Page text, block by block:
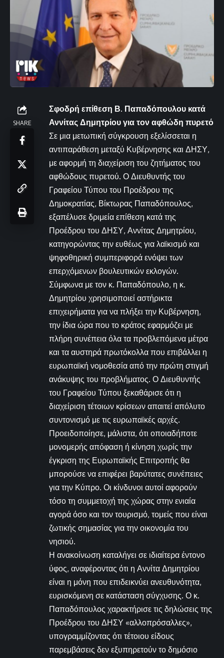
SHARE
Σφοδρή επίθεση Β. Παπαδόπουλου κατά
Αννίτας Δημητρίου για τον αφθώδη πυρετό
Σε μια μετωπική σύγκρουση εξελίσσεται η
αντιπαράθεση μεταξύ Κυβέρνησης και ΔΗΣΥ,
με αφορμή τη διαχείριση του ζητήματος του
αφθώδους πυρετού. Ο Διευθυντής του
Γραφείου Τύπου του Προέδρου της
Δημοκρατίας, Βίκτωρας Παπαδόπουλος,
εξαπέλυσε δριμεία επίθεση κατά της
Προέδρου του ΔΗΣΥ, Αννίτας Δημητρίου,
κατηγορώντας την ευθέως για λαϊκισμό και
ψηφοθηρική συμπεριφορά ενόψει των
επερχόμενων βουλευτικών εκλογών.
Σύμφωνα με τον κ. Παπαδόπουλο, η κ.
Δημητρίου χρησιμοποιεί αστήρικτα
επιχειρήματα για να πλήξει την Κυβέρνηση,
την ίδια ώρα που το κράτος εφαρμόζει με
πλήρη συνέπεια όλα τα προβλεπόμενα μέτρα
και τα αυστηρά πρωτόκολλα που επιβάλλει η
ευρωπαϊκή νομοθεσία από την πρώτη στιγμή
ανάκυψης του προβλήματος. Ο Διευθυντής
του Γραφείου Τύπου ξεκαθάρισε ότι η
διαχείριση τέτοιων κρίσεων απαιτεί απόλυτο
συντονισμό με τις ευρωπαϊκές αρχές.
Προειδοποίησε, μάλιστα, ότι οποιαδήποτε
μονομερής απόφαση ή κίνηση χωρίς την
έγκριση της Ευρωπαϊκής Επιτροπής θα
μπορούσε να επιφέρει βαρύτατες συνέπειες
για την Κύπρο. Οι κίνδυνοι αυτοί αφορούν
τόσο τη συμμετοχή της χώρας στην ενιαία
αγορά όσο και τον τουρισμό, τομείς που είναι
ζωτικής σημασίας για την οικονομία του
νησιού.
Η ανακοίνωση καταλήγει σε ιδιαίτερα έντονο
ύφος, αναφέροντας ότι η Αννίτα Δημητρίου
είναι η μόνη που επιδεικνύει ανευθυνότητα,
ευρισκόμενη σε κατάσταση σύγχυσης. Ο κ.
Παπαδόπουλος χαρακτήρισε τις δηλώσεις της
Προέδρου του ΔΗΣΥ «αλλοπρόσαλλες»,
υπογραμμίζοντας ότι τέτοιου είδους
παρεμβάσεις δεν εξυπηρετούν το δημόσιο